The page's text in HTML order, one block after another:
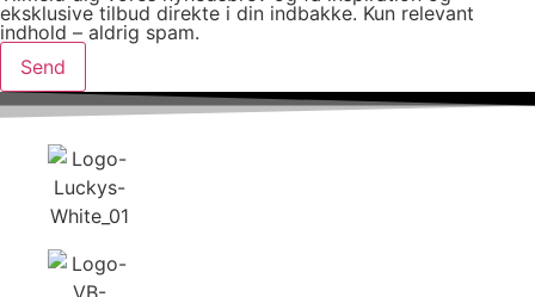
eksklusive tilbud direkte i din indbakke. Kun relevant
indhold – aldrig spam.
Send